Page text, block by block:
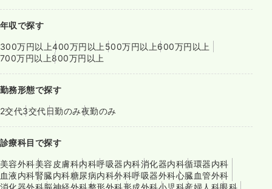
年収で探す
300万円以上400万円以上 500万円以上600万円以上
700万円以上800万円以上
勤務形態で探す
2交代3交代日勤のみ夜勤のみ
診療科目で探す
美容外科美容皮膚科内科呼吸器内科消化器内科循環器内科
血液内科腎臓内科糖尿病内科外科呼吸器外科心臓血管外科